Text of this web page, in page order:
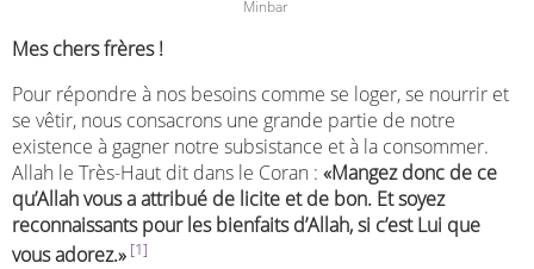
Minbar
Mes chers frères !
Pour répondre à nos besoins comme se loger, se nourrir et
se vêtir, nous consacrons une grande partie de notre
existence à gagner notre subsistance et à la consommer.
Allah le Très-Haut dit dans le Coran : «Mangez donc de ce
qu’Allah vous a attribué de licite et de bon. Et soyez
reconnaissants pour les bienfaits d’Allah, si c’est Lui que
vous adorez.» [1]